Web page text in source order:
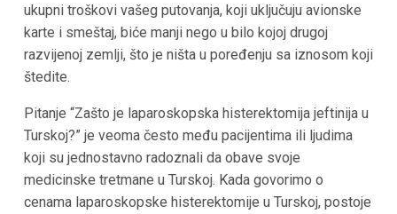
ukupni troškovi vašeg putovanja, koji uključuju avionske
karte i smeštaj, biće manji nego u bilo kojoj drugoj
razvijenoj zemlji, što je ništa u poređenju sa iznosom koji
štedite.
Pitanje “Zašto je laparoskopska histerektomija jeftinija u
Turskoj?” je veoma često među pacijentima ili ljudima
koji su jednostavno radoznali da obave svoje
medicinske tretmane u Turskoj. Kada govorimo o
cenama laparoskopske histerektomije u Turskoj, postoje